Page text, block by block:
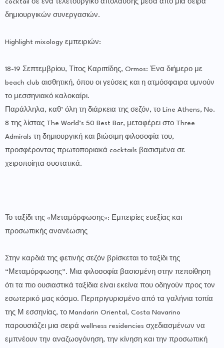
cocktail σε ένα τελετουργικό απόλαυσης μέσα από μια σειρά
δημιουργικών συνεργασιών.
Highlight mixology εμπειριών:
18-19 Σεπτεμβρίου, Τίτος Καριπίδης, Ormos: Ένα διήμερο με
beach club αισθητική, όπου οι γεύσεις και η ατμόσφαιρα υμνούν
το μεσσηνιακό καλοκαίρι.
Παράλληλα, καθ’ όλη τη διάρκεια της σεζόν, το Line Athens, No.
8 της λίστας The World’s 50 Best Bar, μεταφέρει στο Three
Admirals τη δημιουργική και βιώσιμη φιλοσοφία του,
προσφέροντας πρωτοποριακά cocktails βασισμένα σε
χειροποίητα συστατικά.
Το ταξίδι της «Μεταμόρφωσης»: Εμπειρίες ευεξίας και
προσωπικής ανανέωσης
Στην καρδιά της φετινής σεζόν βρίσκεται το ταξίδι της
“Μεταμόρφωσης”. Μια φιλοσοφία βασισμένη στην πεποίθηση
ότι τα πιο ουσιαστικά ταξίδια είναι εκείνα που οδηγούν προς τον
εσωτερικό μας κόσμο. Περιτριγυρισμένο από τα γαλήνια τοπία
της Μ εσσηνίας, το Mandarin Oriental, Costa Navarino
παρουσιάζει μια σειρά wellness residencies σχεδιασμένων να
εμπνέουν την αναζωογόνηση, την κίνηση και την προσωπική